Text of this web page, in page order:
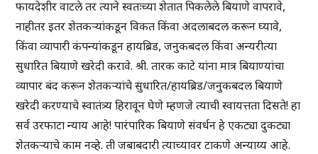
फायदेशीर वाटले तर त्याने स्वतःच्या शेतात पिकलेले बियाणे वापरावे,
नाहीतर इतर शेतकऱ्यांकडून विकत किंवा अदलाबदल करून घ्यावे,
किंवा व्यापारी कंपन्यांकडून हायब्रिड, जनुकबदल किंवा अन्यरीत्या
सुधारित बियाणे खरेदी करावे. श्री. तारक काटे यांना मात्र बियाण्यांचा
व्यापार बंद करून शेतकऱ्यांचे सुधारित/हायब्रिड/जनुकबदल बियाणे
खरेदी करण्याचे स्वातंत्र्य हिरावून घेणे म्हणजे त्याची स्वायत्तता दिसते! हा
सर्व उरफाटा न्याय आहे! पारंपारिक बियाणे संवर्धन हे एकट्या दुकट्या
शेतकऱ्याचे काम नव्हे. ती जबाबदारी त्याच्यावर टाकणे अन्याय्य आहे.